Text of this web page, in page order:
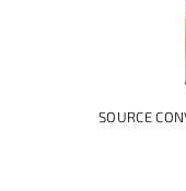
SOURCE